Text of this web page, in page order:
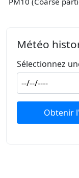
Météo
Sélectionnez
Obtenir